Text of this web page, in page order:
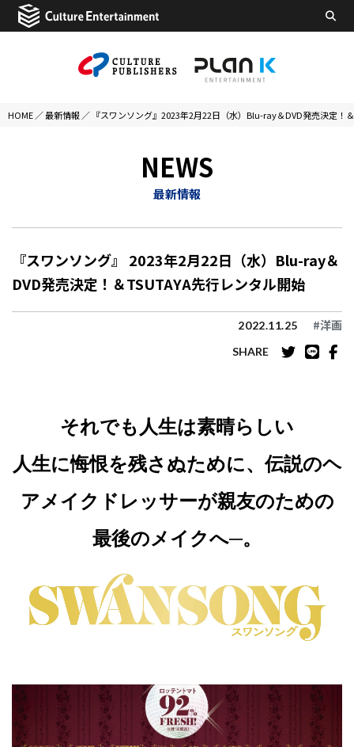
HOME ／最新情報 ／ 『スワンソング』2023年2月22日（水）Blu-ray＆DVD発売決定！
NEWS
最新情報
『スワンソング』 2023年2月22日（水）Blu-ray＆
DVD発売決定！＆TSUTAYA先行レンタル開始
2022.11.25 #洋画
SHARE
それでも人生は素晴らしい
人生に悔恨を残さぬために、伝説のヘ
アメイクドレッサーが親友のための
最後のメイクへ─。